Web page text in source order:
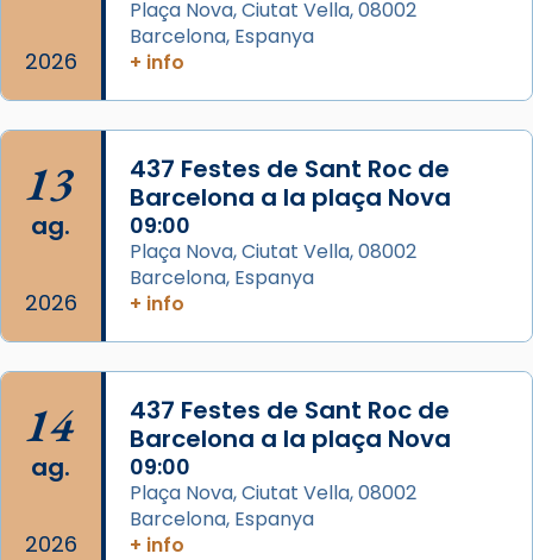
2026
Plaça Nova, Ciutat Vella, 08002
Barcelona, Espanya
+ info
13
ag.
2026
437 Festes de Sant Roc de
Barcelona a la plaça Nova
09:00
Plaça Nova, Ciutat Vella, 08002
Barcelona, Espanya
+ info
14
ag.
2026
437 Festes de Sant Roc de
Barcelona a la plaça Nova
09:00
Plaça Nova, Ciutat Vella, 08002
Barcelona, Espanya
+ info